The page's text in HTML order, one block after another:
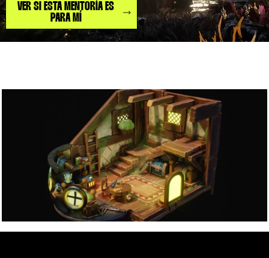
VER SI ESTA MENTORÍA ES
PARA MÍ